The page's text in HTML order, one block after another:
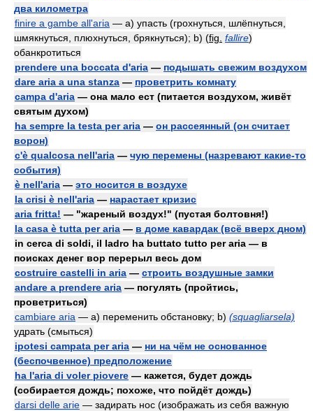
два километра
finire a gambe all'aria — a) упасть (грохнуться, шлёпнуться,
шмякнуться, плюхнуться, брякнуться); b) (fig. fallire)
обанкротиться
prendere una boccata d'aria — подышать свежим воздухом
dare aria a una stanza — проветрить комнату
campa d'aria — она мало ест (питается воздухом, живёт
святым духом)
ha sempre la testa per aria — он рассеянный (он считает
ворон)
c'è qualcosa nell'aria — чую перемены (назревают какие-то
события)
è nell'aria — это носится в воздухе
la crisi è nell'aria — нарастает кризис
aria fritta! — "жареный воздух!" (пустая болтовня!)
la casa è tutta per aria — в доме кавардак (всё вверх дном)
in cerca di soldi, il ladro ha buttato tutto per aria — в
поисках денег вор перерыл весь дом
costruire castelli in aria — строить воздушные замки
andare a prendere aria — погулять (пройтись,
проветриться)
cambiare aria — a) переменить обстановку; b) (squagliarsela)
удрать (смыться)
ipotesi campata per aria — ни на чём не основанное
(беспочвенное) предположение
ha l'aria di voler piovere — кажется, будет дождь
(собирается дождь; похоже, что пойдёт дождь)
darsi delle arie — задирать нос (изображать из себя важную